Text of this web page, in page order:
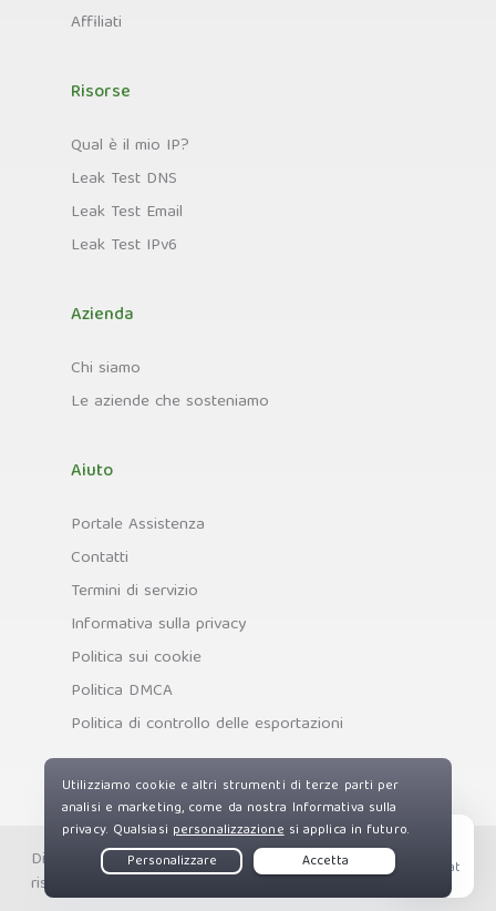
Affiliati
Risorse
Qual è il mio IP?
Leak Test DNS
Leak Test Email
Leak Test IPv6
Azienda
Chi siamo
Le aziende che sosteniamo
Aiuto
Portale Assistenza
Contatti
Termini di servizio
Informativa sulla privacy
Politica sui cookie
Politica DMCA
Politica di controllo delle esportazioni
Diritti d'autore © Private Internet Access, Inc. Tutti i diritti
riservati.
Live Chat